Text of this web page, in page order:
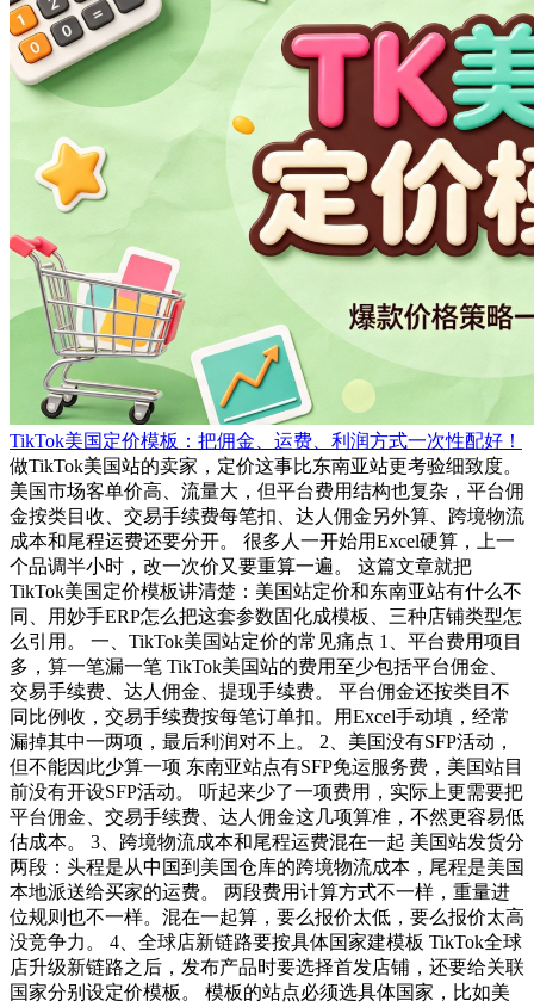
TikTok美国定价模板：把佣金、运费、利润方式一次性配好！
做TikTok美国站的卖家，定价这事比东南亚站更考验细致度。
美国市场客单价高、流量大，但平台费用结构也复杂，平台佣
金按类目收、交易手续费每笔扣、达人佣金另外算、跨境物流
成本和尾程运费还要分开。 很多人一开始用Excel硬算，上一
个品调半小时，改一次价又要重算一遍。 这篇文章就把
TikTok美国定价模板讲清楚：美国站定价和东南亚站有什么不
同、用妙手ERP怎么把这套参数固化成模板、三种店铺类型怎
么引用。 一、TikTok美国站定价的常见痛点 1、平台费用项目
多，算一笔漏一笔 TikTok美国站的费用至少包括平台佣金、
交易手续费、达人佣金、提现手续费。 平台佣金还按类目不
同比例收，交易手续费按每笔订单扣。用Excel手动填，经常
漏掉其中一两项，最后利润对不上。 2、美国没有SFP活动，
但不能因此少算一项 东南亚站点有SFP免运服务费，美国站目
前没有开设SFP活动。 听起来少了一项费用，实际上更需要把
平台佣金、交易手续费、达人佣金这几项算准，不然更容易低
估成本。 3、跨境物流成本和尾程运费混在一起 美国站发货分
两段：头程是从中国到美国仓库的跨境物流成本，尾程是美国
本地派送给买家的运费。 两段费用计算方式不一样，重量进
位规则也不一样。混在一起算，要么报价太低，要么报价太高
没竞争力。 4、全球店新链路要按具体国家建模板 TikTok全球
店升级新链路之后，发布产品时要选择首发店铺，还要给关联
国家分别设定价模板。 模板的站点必须选具体国家，比如美